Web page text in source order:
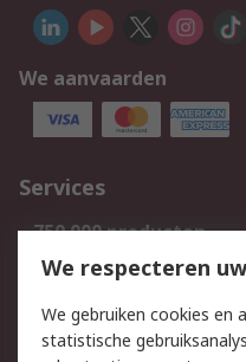
We aanvaarden
Services
750.000 producten
Bestellen
Track & Trace
We respecteren
We gebruiken cookies en
statistische